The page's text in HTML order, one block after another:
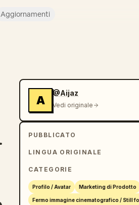
Aggiornamenti
A
@Aijaz
Vedi originale
PUBBLICATO
LINGUA ORIGINALE
CATEGORIE
Profilo / Avatar Marketing di Prodotto
Fermo immagine cinematografico / Still